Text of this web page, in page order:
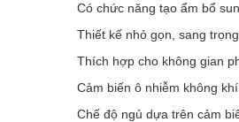
Có chức năng tạo ẩm bổ
Thiết kế nhỏ gọn, sang
Thích hợp cho không gian
Cảm biến ô nhiễm không
Chế độ ngủ dựa trên cảm